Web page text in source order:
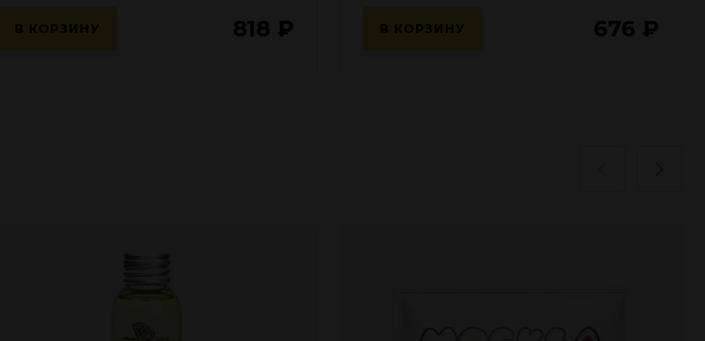
В КОРЗИНУ 818 ₽ В КОРЗИНУ 676 ₽